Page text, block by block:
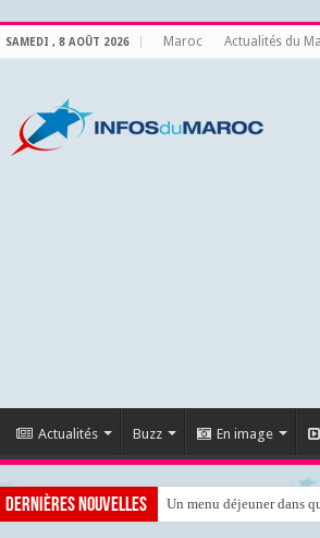
SAMEDI , 8 AOÛT 2026 Maroc Actualités du
Actualités Buzz En image
Dernières nouvelles Un menu déjeuner dans